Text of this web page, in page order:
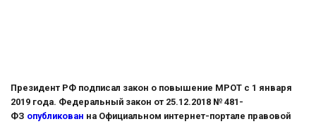
Президент РФ подписал закон о повышение МРОТ с 1 января
2019 года. Федеральный закон от 25.12.2018 № 481-
ФЗ опубликован на Официальном интернет-портале правовой